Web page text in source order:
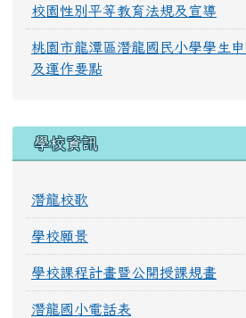
校園性別平等教育法規及宣導
桃園市龍潭區潛龍國民小學學生
及運作要點
學校資訊
潛龍校歌
學校願景
學校課程計畫暨公開授課規畫
潛龍國小電話表